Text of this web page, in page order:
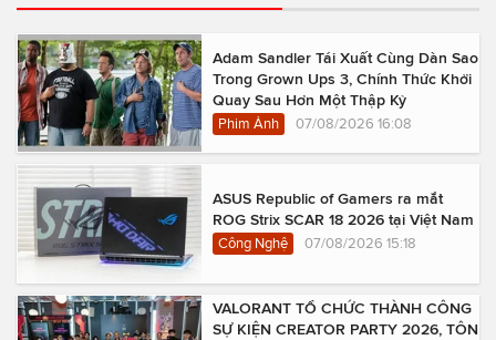
Adam Sandler Tái Xuất Cùng Dàn Sao
Trong Grown Ups 3, Chính Thức Khởi
Quay Sau Hơn Một Thập Kỷ
Phim Ảnh 07/08/2026 16:08
ASUS Republic of Gamers ra mắt
ROG Strix SCAR 18 2026 tại Việt Nam
Công Nghệ 07/08/2026 15:18
VALORANT TỔ CHỨC THÀNH CÔNG
SỰ KIỆN CREATOR PARTY 2026, TÔN